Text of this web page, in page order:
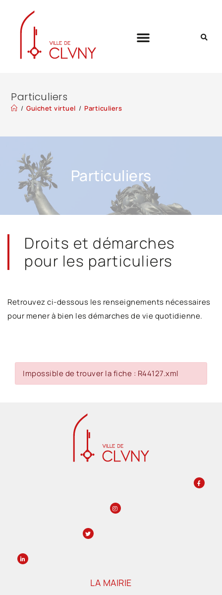
Particuliers
/ Guichet virtuel / Particuliers
Particuliers
Droits et démarches
pour les particuliers
Retrouvez ci-dessous les renseignements nécessaires
pour mener à bien les démarches de vie quotidienne.
Impossible de trouver la fiche : R44127.xml
LA MAIRIE